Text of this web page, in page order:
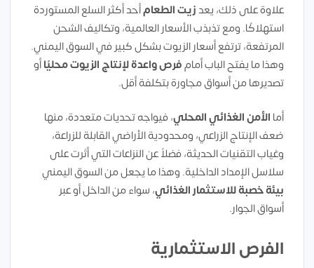
علاوة على ذلك، يعدزيت الطعامأحد أكثر السلع المستوردة
استهلاكًا. ومع تذبذب الأسعار العالمية، وتكاليف الشحن
المرتفعة، ترتفع أسعار الزيوت بشكل كبير في السوق اليمني.
وهذا ما يفتح الباب أمامفرص واعدة لإنتاج الزيوت محليًاأو
تصديرها من أسواق مجاورة بتكلفة أقل.
أما الأمن الغذائي المحلي، فيواجه تحديات متعددة، منها
ضعف الإنتاج الزراعي، ومحدودية الأراضي القابلة للزراعة،
وغياب التقنيات الحديثة، فضلاً عن النزاعات التي أثرت على
سلاسل الإمداد الداخلية. وهذا ما يجعل من السوق اليمني
بيئة خصبة للاستثمار الغذائي، سواء من الداخل أو عبر
أسواق الجوار.
الفرص الاستثمارية